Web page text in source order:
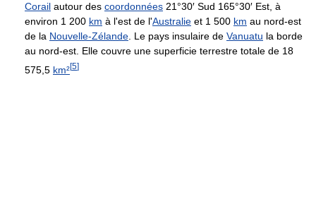
Corail autour des coordonnées 21°30′ Sud 165°30′ Est, à
environ 1 200 km à l'est de l'Australie et 1 500 km au nord-est
de la Nouvelle-Zélande. Le pays insulaire de Vanuatu la borde
au nord-est. Elle couvre une superficie terrestre totale de 18
575,5 km²[5]